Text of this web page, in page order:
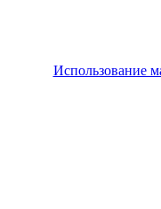
Использование